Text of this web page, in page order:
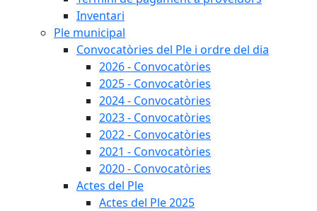
Inventari
Ple municipal
Convocatòries del Ple i ordre del dia
2026 - Convocatòries
2025 - Convocatòries
2024 - Convocatòries
2023 - Convocatòries
2022 - Convocatòries
2021 - Convocatòries
2020 - Convocatòries
Actes del Ple
Actes del Ple 2025